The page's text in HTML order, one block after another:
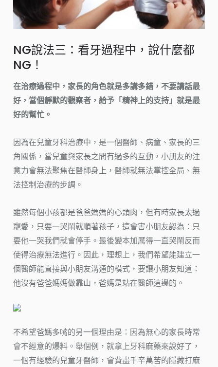
NG說法三：看牙過程中，說什麼都
NG！
在治療過程中，家長的角色就是多講多錯，不要講話最
好，當個靜默的觀察者，給予「精神上的支持」就是最
好的幫忙。
因為在兒童牙科治療中，是一個醫師、病童、家長的三
角關係，當兒童與家長之間有過多的互動，小朋友的注
意力會無法聚焦在醫師身上，醫師就無法掌控全局、無
法控制治療的步調。
雖然每個小孩都是爸爸媽媽的心頭肉，但有時家長太過
寵愛，只要一哭鬧就順著孩子，這會害小朋友認為：只
要他一哭我們就會停手。最後變本加厲得一直哭鬧反而
使得治療無法進行。因此，理想上，我們希望能建立一
個醫師能直接與小朋友溝通的模式，要讓小朋友知道：
他沒有爸爸媽媽做靠山，爸媽是站在醫師這邊的。
不希望爸媽多嘴的另一個理由是：因為無心的家長時常
會不經意的爆料。舉個例，就拿上牙科麻藥來說好了，
一個有經驗的兒童牙醫師，會費盡千辛萬苦的隱藏打麻